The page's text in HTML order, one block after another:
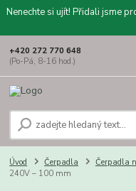
Nenechte si ujít! Přidali jsme
+420 272 770 648
(Po-Pá, 8-16 hod.)
Úvod Čerpadla Čerpadla
240V – 100 mm